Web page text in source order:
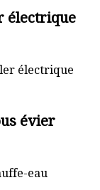
électrique
électrique
évier
eau